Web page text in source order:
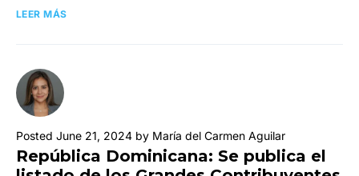
LEER MÁS
Posted June 21, 2024 by María del Carmen Aguilar
República Dominicana: Se publica el